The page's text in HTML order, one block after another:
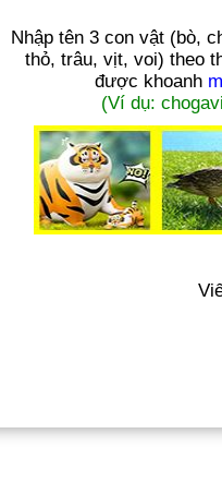
Nhập tên 3 con vật (bò,
thỏ, trâu, vịt, voi) theo
được khoanh
(Ví dụ: